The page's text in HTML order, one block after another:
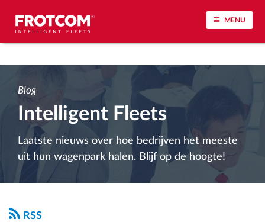
MENU
Voertuigtracking en sensorbewaking
Rijgedrag analyse
Controle van rijtijden
Personeelsbeheer
Blog
Intelligent Fleets
Laatste nieuws over hoe bedrijven het meeste
uit hun wagenpark halen. Blijf op de hoogte!
RSS